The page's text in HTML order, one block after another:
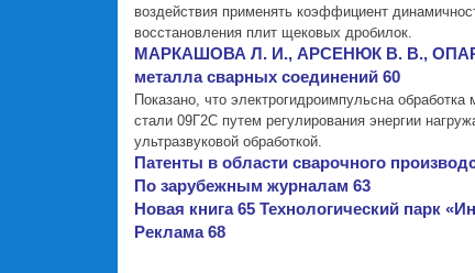
воздействия применять коэффициент
восстановления плит щековых дробилок.
МАРКАШОВА Л. И., АРСЕНЮК В. В., ОПАРА
металла сварных соединений 60
Показано, что электрогидроимпульсна
стали 09Г2С путем регулирования энергии
ультразвуковой обработкой.
Патенты в области сварочного
По зарубежным журналам 63
Новая книга 65 Технологический парк
Реклама 68